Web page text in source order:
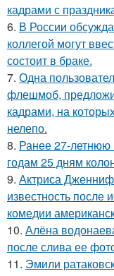
кадрами с
6. В России
коллегой могут
состоит в браке.
7. Одна
флешмоб,
кадрами, на
нелепо.
8. Ранее 27-летнюю
годам 25 дням
9. Актриса
известность
комедии
10. Алёна
после слива ее
11. Эмили